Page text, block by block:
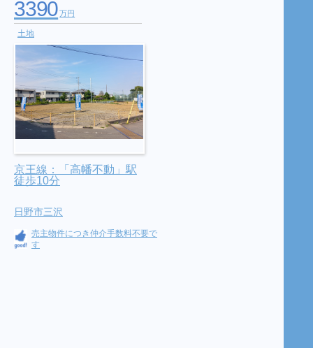
3390万円
土地
京王線：「高幡不動」駅
徒歩10分
日野市三沢
売主物件につき仲介手数料不要で
す